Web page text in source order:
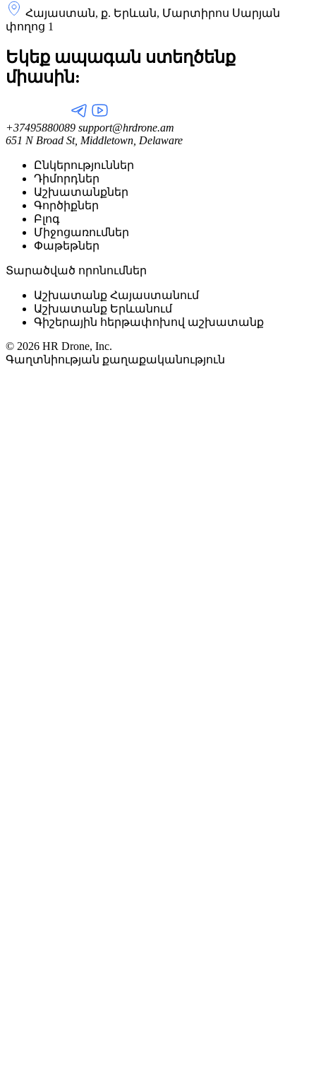
Հայաստան, ք. Երևան, Մարտիրոս Սարյան
փողոց 1
Եկեք ապագան ստեղծենք
միասին:
+37495880089 support@hrdrone.am
651 N Broad St, Middletown, Delaware
Ընկերություններ
Դիմորդներ
Աշխատանքներ
Գործիքներ
Բլոգ
Միջոցառումներ
Փաթեթներ
Տարածված որոնումներ
Աշխատանք Հայաստանում
Աշխատանք Երևանում
Գիշերային հերթափոխով աշխատանք
© 2026 HR Drone, Inc.
Գաղտնիության քաղաքականություն